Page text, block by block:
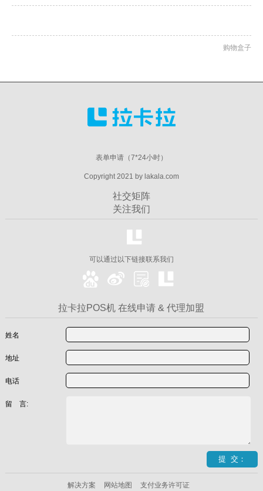
购物盒子
表单申请（7*24小时）
Copyright 2021 by lakala.com
社交矩阵
关注我们
可以通过以下链接联系我们
拉卡拉POS机 在线申请 & 代理加盟
姓名
地址
电话
留 言:
解决方案 网站地图 支付业务许可证